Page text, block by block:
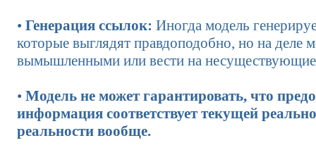
• Генерация ссылок: Иногда модель
которые выглядят правдоподобно, но на деле
вымышленными или вести на
• Модель не может гарантировать, что
информация соответствует текущей
реальности вообще.